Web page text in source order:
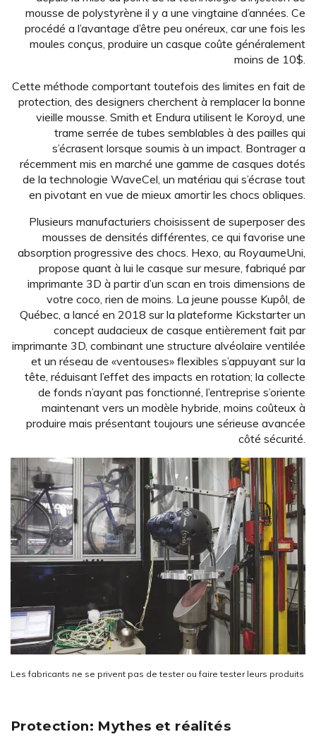
mousse de polystyrène il y a une vingtaine d’années. Ce
procédé a l’avantage d’être peu onéreux, car une fois les
moules conçus, produire un casque coûte généralement
moins de 10$.
Cette méthode comportant toutefois des limites en fait de
protection, des designers cherchent à remplacer la bonne
vieille mousse. Smith et Endura utilisent le Koroyd, une
trame serrée de tubes semblables à des pailles qui
s’écrasent lorsque soumis à un impact. Bontrager a
récemment mis en marché une gamme de casques dotés
de la technologie WaveCel, un matériau qui s’écrase tout
en pivotant en vue de mieux amortir les chocs obliques.
Plusieurs manufacturiers choisissent de superposer des
mousses de densités différentes, ce qui favorise une
absorption progressive des chocs. Hexo, au RoyaumeUni,
propose quant à lui le casque sur mesure, fabriqué par
imprimante 3D à partir d’un scan en trois dimensions de
votre coco, rien de moins. La jeune pousse Kupôl, de
Québec, a lancé en 2018 sur la plateforme Kickstarter un
concept audacieux de casque entièrement fait par
imprimante 3D, combinant une structure alvéolaire ventilée
et un réseau de «ventouses» flexibles s’appuyant sur la
tête, réduisant l’effet des impacts en rotation; la collecte
de fonds n’ayant pas fonctionné, l’entreprise s’oriente
maintenant vers un modèle hybride, moins coûteux à
produire mais présentant toujours une sérieuse avancée
côté sécurité.
Les fabricants ne se privent pas de tester ou faire tester leurs produits
Protection: Mythes et réalités